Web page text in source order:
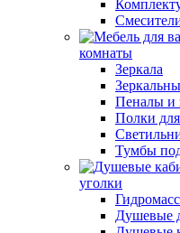
комнаты
Зеркала
Пеналы и
Полки
Тумбы
уголки
Душевые